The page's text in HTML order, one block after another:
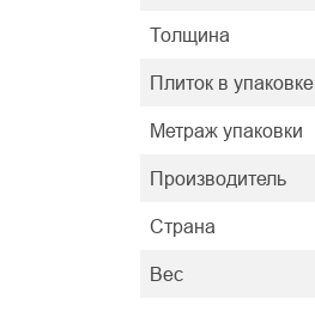
Толщина
Плиток в упаковке
Метраж упаковки
Производитель
Страна
Вес